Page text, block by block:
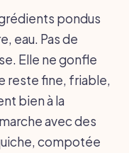
pondus
eau. Pas de
Elle ne gonfle
reste fine, friable,
bien à la
avec des
compotée